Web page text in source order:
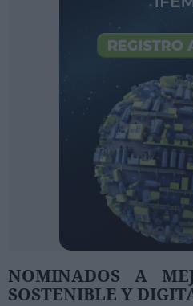
NOMINADOS A
SOSTENIBLE Y